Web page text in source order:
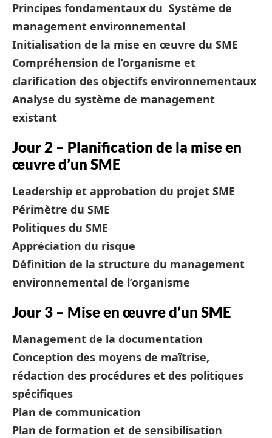
Principes fondamentaux du Système de
management environnemental
Initialisation de la mise en œuvre du SME
Compréhension de l’organisme et
clarification des objectifs environnementaux
Analyse du système de management
existant
Jour 2 – Planification de la mise en
œuvre d’un SME
Leadership et approbation du projet SME
Périmètre du SME
Politiques du SME
Appréciation du risque
Définition de la structure du management
environnemental de l’organisme
Jour 3 – Mise en œuvre d’un SME
Management de la documentation
Conception des moyens de maîtrise,
rédaction des procédures et des politiques
spécifiques
Plan de communication
Plan de formation et de sensibilisation